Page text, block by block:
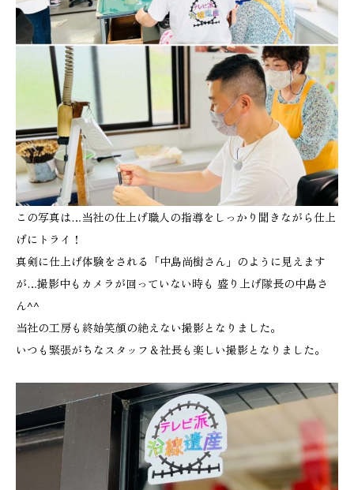
この写真は…当社の仕上げ職人の指導をしっかり聞きながら仕上
げにトライ！
真剣に仕上げ体験をされる「中島尚樹さん」のように見えます
が…撮影中もカメラが回っていない時も 盛り上げ隊長の中島さ
ん^^
当社の工房も終始笑顔の絶えない撮影となりました。
いつも緊張がちなスタッフ＆社長も楽しい撮影となりました。